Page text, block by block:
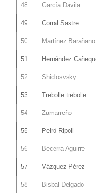
48 García Dávila
49 Corral Sastre
50 Martínez Barañano
51 Hernández
52 Shidlosvsky
53 Trebolle trebolle
54 Zamarreño
55 Peiró Ripoll
56 Becerra Aguirre
57 Vázquez Pérez
58 Bisbal Delgado